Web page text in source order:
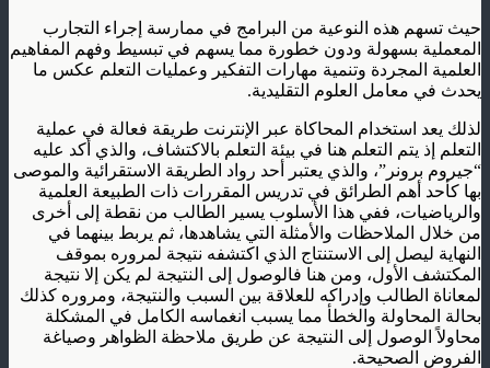
حيث تسهم هذه النوعية من البرامج في ممارسة إجراء التجارب
المعملية بسهولة ودون خطورة مما يسهم في تبسيط وفهم المفاهيم
العلمية المجردة وتنمية مهارات التفكير وعمليات التعلم عكس ما
يحدث في معامل العلوم التقليدية.
لذلك يعد استخدام المحاكاة عبر الإنترنت طريقة فعالة في عملية
التعلم إذ يتم التعلم هنا في بيئة التعلم بالاكتشاف، والذي أكد عليه
“جيروم برونر”، والذي يعتبر أحد رواد الطريقة الاستقرائية والموصى
بها كأحد أهم الطرائق في تدريس المقررات ذات الطبيعة العلمية
والرياضيات، ففي هذا الأسلوب يسير الطالب من نقطة إلى أخرى
من خلال الملاحظات والأمثلة التي يشاهدها، ثم يربط بينهما في
النهاية ليصل إلى الاستنتاج الذي اكتشفه نتيجة لمروره بموقف
المكتشف الأول، ومن هنا فالوصول إلى النتيجة لم يكن إلا نتيجة
لمعاناة الطالب وإدراكه للعلاقة بين السبب والنتيجة، ومروره كذلك
بحالة المحاولة والخطأ مما يسبب انغماسه الكامل في المشكلة
محاولاً الوصول إلى النتيجة عن طريق ملاحظة الظواهر وصياغة
الفروض الصحيحة.